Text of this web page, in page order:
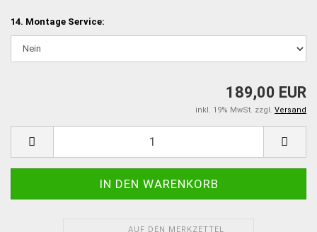
14. Montage Service:
189,00 EUR
inkl. 19% MwSt. zzgl. Versand
AUF DEN MERKZETTEL